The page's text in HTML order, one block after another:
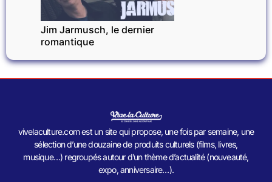
Jim Jarmusch, le dernier
romantique
vivelaculture.com est un site qui propose, une fois par semaine, une
sélection d’une douzaine de produits culturels (films, livres,
musique…) regroupés autour d’un thème d’actualité (nouveauté,
expo, anniversaire…).